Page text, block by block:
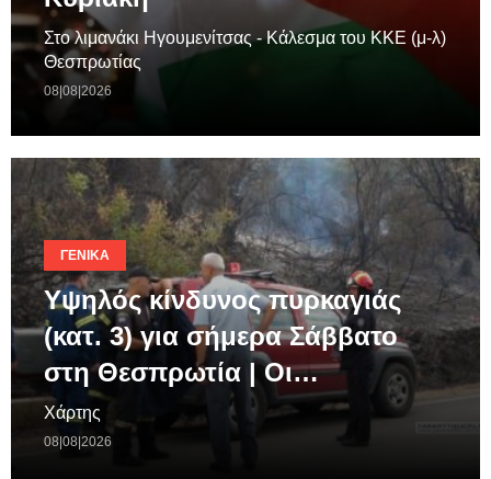
Στο λιμανάκι Ηγουμενίτσας - Κάλεσμα του ΚΚΕ (μ-λ)
Θεσπρωτίας
08|08|2026
ΓΕΝΙΚΆ
Υψηλός κίνδυνος πυρκαγιάς
(κατ. 3) για σήμερα Σάββατο
στη Θεσπρωτία | Οι…
Χάρτης
08|08|2026